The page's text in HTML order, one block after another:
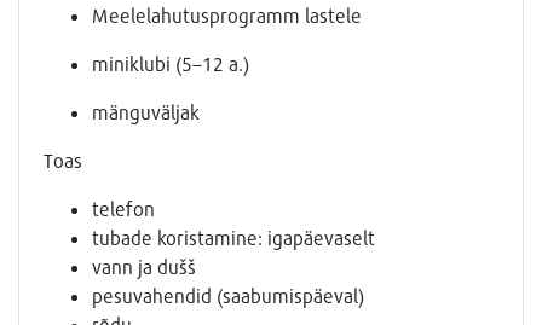
Meelelahutusprogramm lastele
miniklubi (5–12 a.)
mänguväljak
Toas
telefon
tubade koristamine: igapäevaselt
vann ja dušš
pesuvahendid (saabumispäeval)